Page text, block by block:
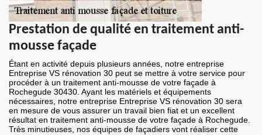
Prestation de qualité en traitement anti-
mousse façade
Étant en activité depuis plusieurs années, notre entreprise
Entreprise VS rénovation 30 peut se mettre à votre service pour
procéder à un traitement anti-mousse de votre façade à
Rochegude 30430. Ayant les matériels et équipements
nécessaires, notre entreprise Entreprise VS rénovation 30 sera
en mesure de vous assurer un travail bien fiat et un excellent
résultat en traitement anti-mousse de votre façade à Rochegude.
Très minutieuses, nos équipes de façadiers vont réaliser cette